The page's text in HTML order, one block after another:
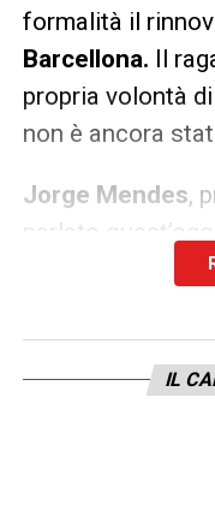
formalità il
Barcellona. Il
propria volontà
non è ancora
Jorge Mendes,
parlato
distanze tra le
LA PLAYLIST
IL